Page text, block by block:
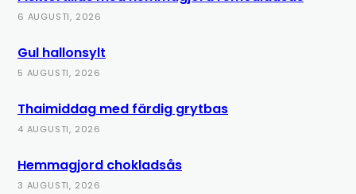
6 AUGUSTI, 2026
Gul hallonsylt
5 AUGUSTI, 2026
Thaimiddag med färdig grytbas
4 AUGUSTI, 2026
Hemmagjord chokladsås
3 AUGUSTI, 2026